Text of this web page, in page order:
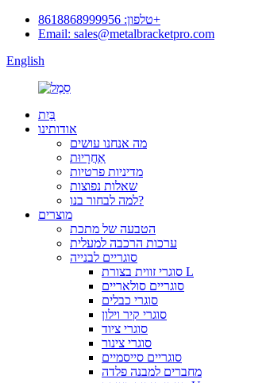
טלפון: 8618868999956+
Email: sales@metalbracketpro.com
English
בַּיִת
אודותינו
מה אנחנו עושים
אַחֲרָיוּת
מדיניות פרטיות
שאלות נפוצות
למה לבחור בנו?
מוצרים
הטבעה של מתכת
ערכות הרכבה למעלית
סוגריים לבנייה
סוגרי זווית בצורת L
סוגריים סולאריים
סוגרי כבלים
סוגרי קיר וילון
סוגרי ציוד
סוגרי צינור
סוגריים סייסמיים
מחברים למבנה פלדה